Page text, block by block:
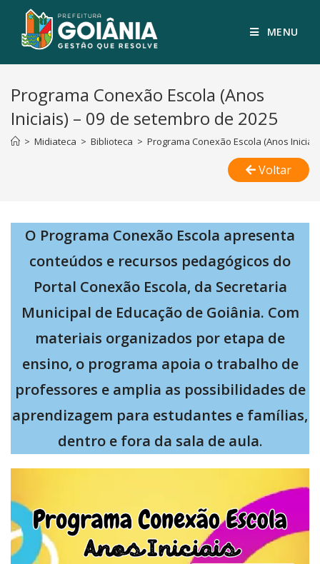
MENU
Programa Conexão Escola (Anos
Iniciais) – 09 de setembro de 2025
> Midiateca > Biblioteca > Programa Conexão Escola (Anos
Voltar
O Programa Conexão Escola apresenta
conteúdos e recursos pedagógicos do
Portal Conexão Escola, da Secretaria
Municipal de Educação de Goiânia. Com
materiais organizados por etapa de
ensino, o programa apoia o trabalho de
professores e amplia as possibilidades de
aprendizagem para estudantes e famílias,
dentro e fora da sala de aula.